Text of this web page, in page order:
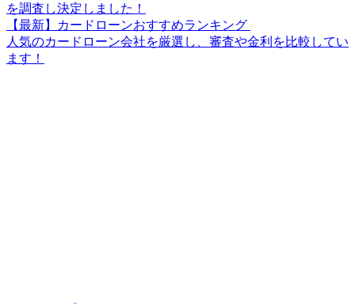
を調査し決定しました！
【最新】カードローンおすすめランキング
人気のカードローン会社を厳選し、審査や金利を比較してい
ます！